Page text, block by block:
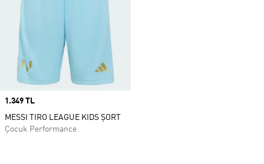
Price
1.349 TL
MESSI TIRO LEAGUE KIDS ŞORT
Çocuk Performance